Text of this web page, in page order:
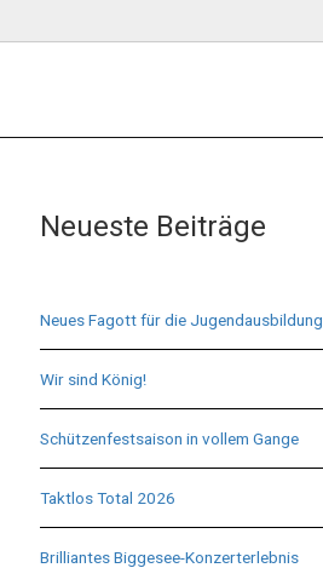
Neueste Beiträge
Neues Fagott für die Jugendausbildung
Wir sind König!
Schützenfestsaison in vollem Gange
Taktlos Total 2026
Brilliantes Biggesee-Konzerterlebnis